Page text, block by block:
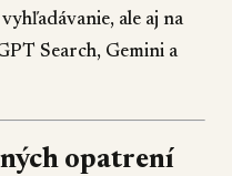
ale aj na
Search, Gemini a
opatrení